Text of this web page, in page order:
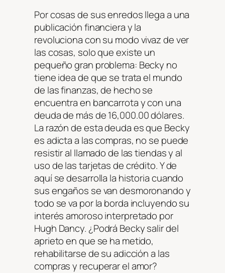
Por cosas de sus enredos llega a una
publicación financiera y la
revoluciona con su modo vivaz de ver
las cosas, solo que existe un
pequeño gran problema: Becky no
tiene idea de que se trata el mundo
de las finanzas, de hecho se
encuentra en bancarrota y con una
deuda de más de 16,000.00 dólares.
La razón de esta deuda es que Becky
es adicta a las compras, no se puede
resistir al llamado de las tiendas y al
uso de las tarjetas de crédito. Y de
aquí se desarrolla la historia cuando
sus engaños se van desmoronando y
todo se va por la borda incluyendo su
interés amoroso interpretado por
Hugh Dancy. ¿Podrá Becky salir del
aprieto en que se ha metido,
rehabilitarse de su adicción a las
compras y recuperar el amor?